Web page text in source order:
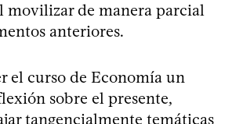
movilizar de manera parcial
anteriores.
el curso de Economía un
sobre el presente,
tangencialmente temáticas